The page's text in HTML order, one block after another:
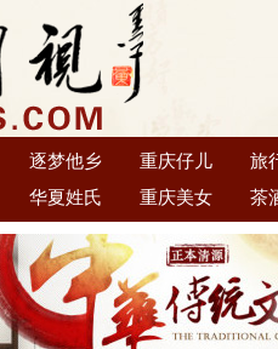
逐梦他乡 重庆仔儿 旅
华夏姓氏 重庆美女 茶